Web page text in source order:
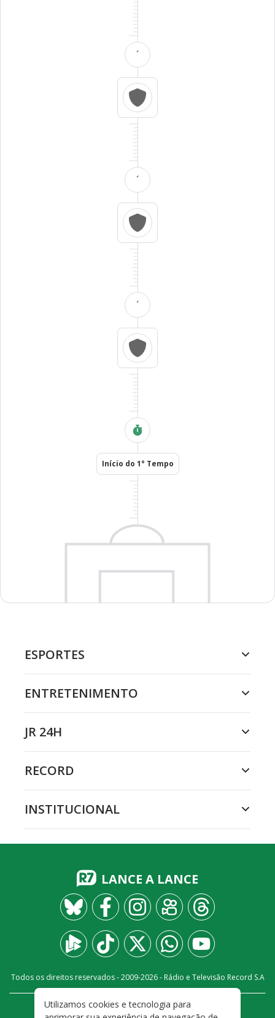
´
´
´
Início do 1° Tempo
ESPORTES
ENTRETENIMENTO
JR 24H
RECORD
INSTITUCIONAL
LANCE A LANCE
Todos os direitos reservados - 2009-2026- Rádio e Televisão Record S.A
FALE CONOSCO PRIVACIDADE
Utilizamos cookies e tecnologia para